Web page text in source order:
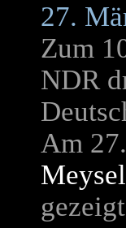
27.
Zum
NDR
Am
Meysel